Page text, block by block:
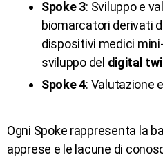
Spoke 3: Sviluppo e
biomarcatori derivati
dispositivi medici
sviluppo del digital
Spoke 4: Valutazione
Ogni Spoke rappresenta la
apprese e le lacune di